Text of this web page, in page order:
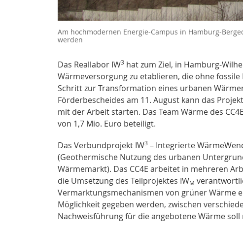
Am hochmodernen Energie-Campus in Hamburg-
werden
Das Reallabor IW3 hat zum Ziel, in Hamburg-
Wärmeversorgung zu etablieren, die ohne
Schritt zur Transformation eines urbanen
Förderbescheides am 11. August kann das
mit der Arbeit starten. Das Team Wärme des
von 1,7 Mio. Euro beteiligt.
Das Verbundprojekt IW3 – Integrierte
(Geothermische Nutzung des urbanen
Wärmemarkt). Das CC4E arbeitet in mehreren
die Umsetzung des Teilprojektes IWM
Vermarktungsmechanismen von grüner Wärme
Möglichkeit gegeben werden, zwischen
Nachweisführung für die angebotene Wärme